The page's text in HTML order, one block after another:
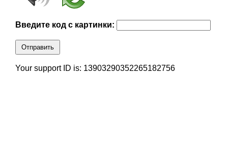
Введите код с картинки:
Отправить
Your support ID is: 13903290352265182756